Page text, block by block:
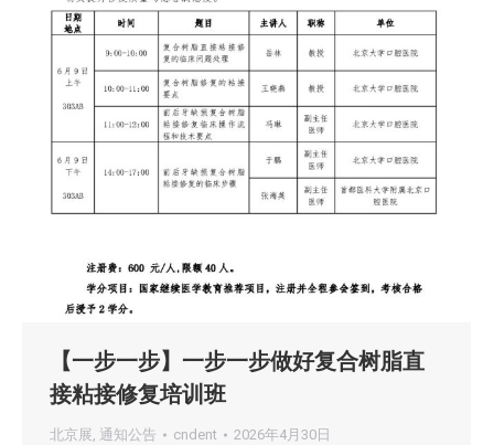
【一步一步】一步一步做好复合树脂直
接粘接修复培训班
北京展, 通知公告 cndent 2026年4月30日